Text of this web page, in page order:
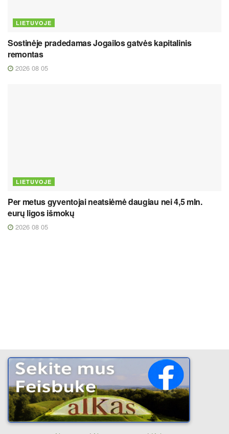
LIETUVOJE
Sostinėje pradedamas Jogailos gatvės kapitalinis
remontas
2026 08 05
LIETUVOJE
Per metus gyventojai neatsiėmė daugiau nei 4,5 mln.
eurų ligos išmokų
2026 08 05